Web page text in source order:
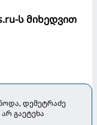
ს მიხედვით
დემეტრაძე
გაეტეხა